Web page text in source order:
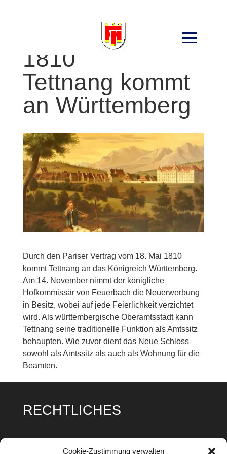
Cookie-Zustimmung verwalten
1810
Tettnang kommt
an Württemberg
Durch den Pariser Vertrag vom 18. Mai 1810
kommt Tettnang an das Königreich Württemberg.
Am 14. November nimmt der königliche
Hofkommissär von Feuerbach die Neuerwerbung
in Besitz, wobei auf jede Feierlichkeit verzichtet
wird. Als württembergische Oberamtsstadt kann
Tettnang seine traditionelle Funktion als Amtssitz
behaupten. Wie zuvor dient das Neue Schloss
sowohl als Amtssitz als auch als Wohnung für die
Beamten.
RECHTLICHES